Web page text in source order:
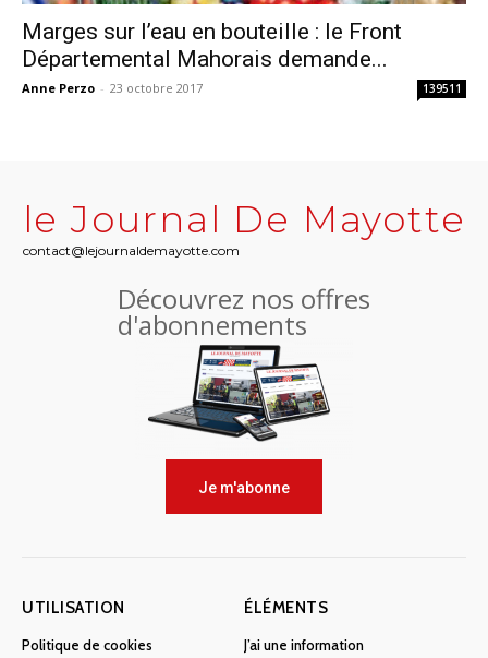
Marges sur l’eau en bouteille : le Front
Départemental Mahorais demande...
Anne Perzo - 23 octobre 2017 139511
le Journal De Mayotte
contact@lejournaldemayotte.com
Découvrez nos offres
d'abonnements
Je m'abonne
UTILISATION
Politique de cookies
ÉLÉMENTS
J’ai une information